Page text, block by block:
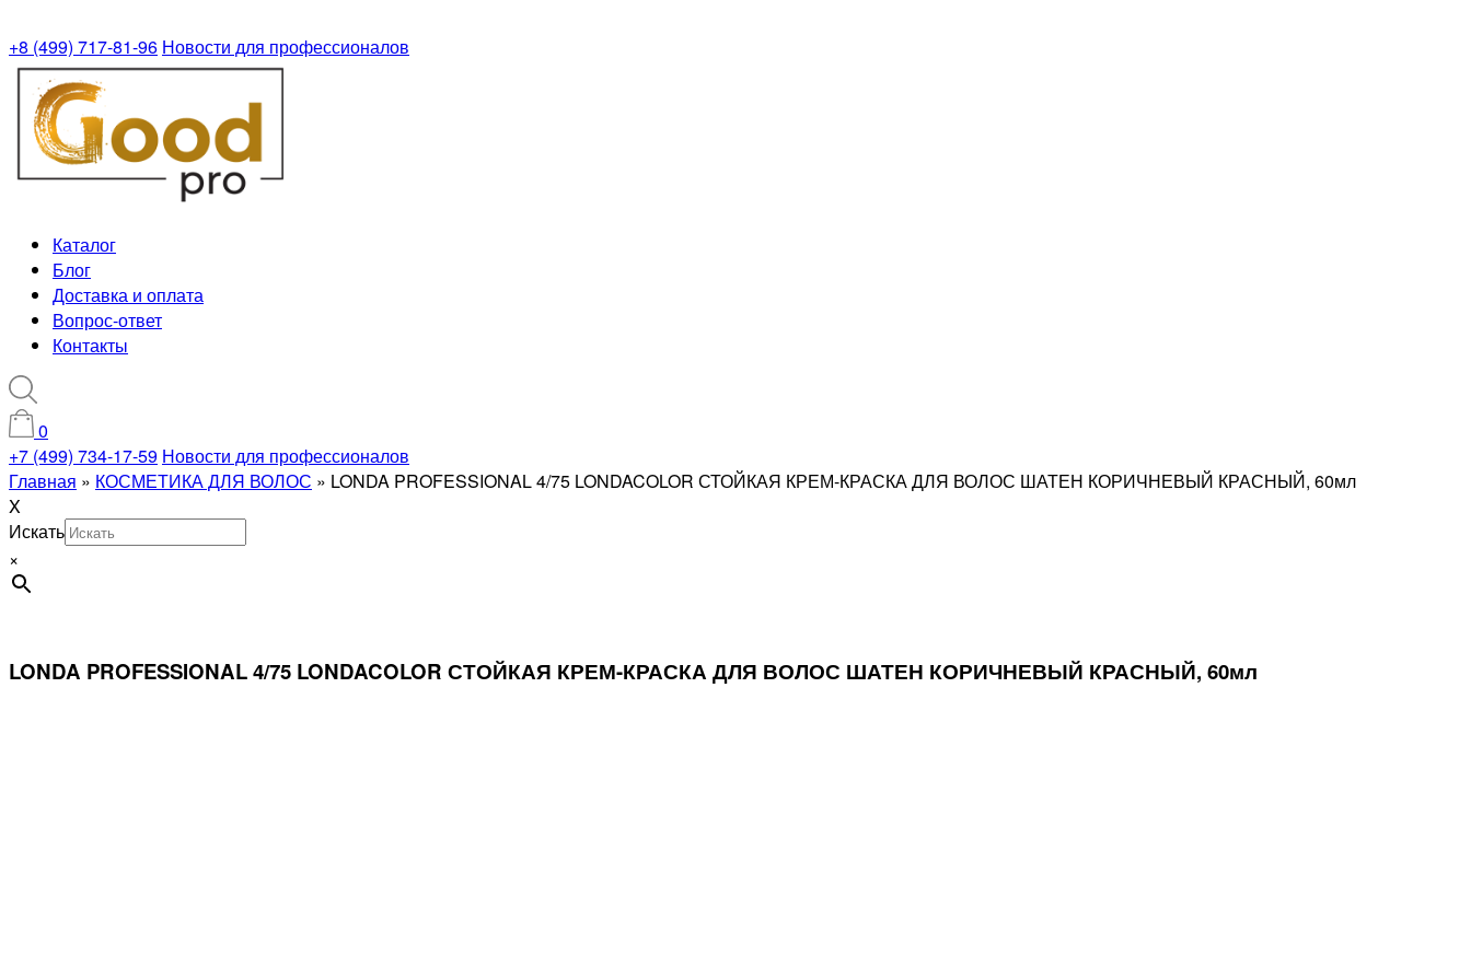
+8 (499) 717-81-96 Новости для профессионалов
Каталог
Блог
Доставка и оплата
Вопрос-ответ
Контакты
0
+7 (499) 734-17-59 Новости для профессионалов
Главная » КОСМЕТИКА ДЛЯ ВОЛОС » LONDA PROFESSIONAL 4/75 LONDACOLOR СТОЙКАЯ КРЕМ-КРАСКА ДЛЯ ВОЛОС ШАТЕН КОРИЧНЕВЫЙ КРАСНЫЙ, 60мл
X
Искать
×
LONDA PROFESSIONAL 4/75 LONDACOLOR СТОЙКАЯ КРЕМ-КРАСКА ДЛЯ ВОЛОС ШАТЕН КОРИЧНЕВЫЙ КРАСНЫЙ, 60мл